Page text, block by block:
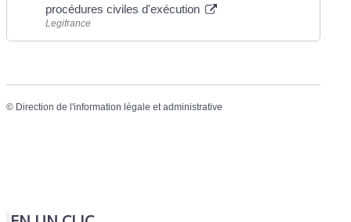
procédures civiles d'exécution
Legifrance
© Direction de l'information légale et administrative